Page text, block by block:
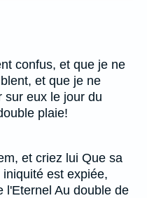
confus, et que je ne
et que je ne
sur eux le jour du
plaie!
et criez lui Que sa
est expiée,
l'Eternel Au double de